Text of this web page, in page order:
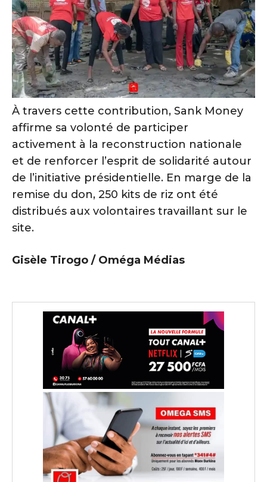
À travers cette contribution, Sank Money
affirme sa volonté de participer
activement à la reconstruction nationale
et de renforcer l’esprit de solidarité autour
de l’initiative présidentielle. En marge de la
remise du don, 250 kits de riz ont été
distribués aux volontaires travaillant sur le
site.
Gisèle Tirogo / Oméga Médias